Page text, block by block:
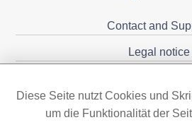
Contact and
Legal notice
Diese Seite nutzt Cookies und
um die Funktionalität der